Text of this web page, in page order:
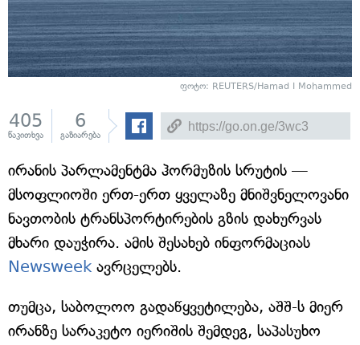
ფოტო: REUTERS/Hamad I Mohammed
405
წაკითხვა
6
გაზიარება
ირანის პარლამენტმა ჰორმუზის სრუტის —
მსოფლიოში ერთ-ერთ ყველაზე მნიშვნელოვანი
ნავთობის ტრანსპორტირების გზის დახურვას
მხარი დაუჭირა. ამის შესახებ ინფორმაციას
Newsweek ავრცელებს.
თუმცა, საბოლოო გადაწყვეტილება, აშშ-ს მიერ
ირანზე სარაკეტო იერიშის შემდეგ, საპასუხო